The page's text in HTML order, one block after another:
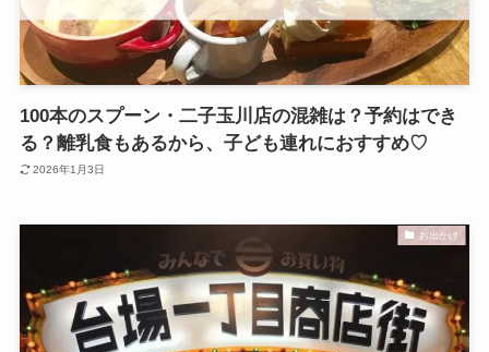
100本のスプーン・二子玉川店の混雑は？予約はでき
る？離乳食もあるから、子ども連れにおすすめ♡
2026年1月3日
お出かけ